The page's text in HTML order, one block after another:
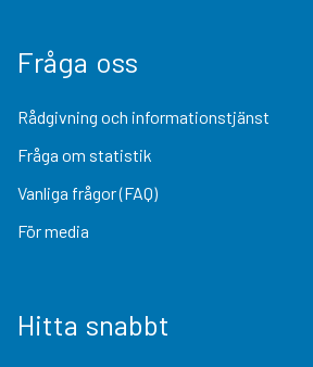
Fråga oss
Rådgivning och informationstjänst
Fråga om statistik
Vanliga frågor (FAQ)
För media
Hitta snabbt